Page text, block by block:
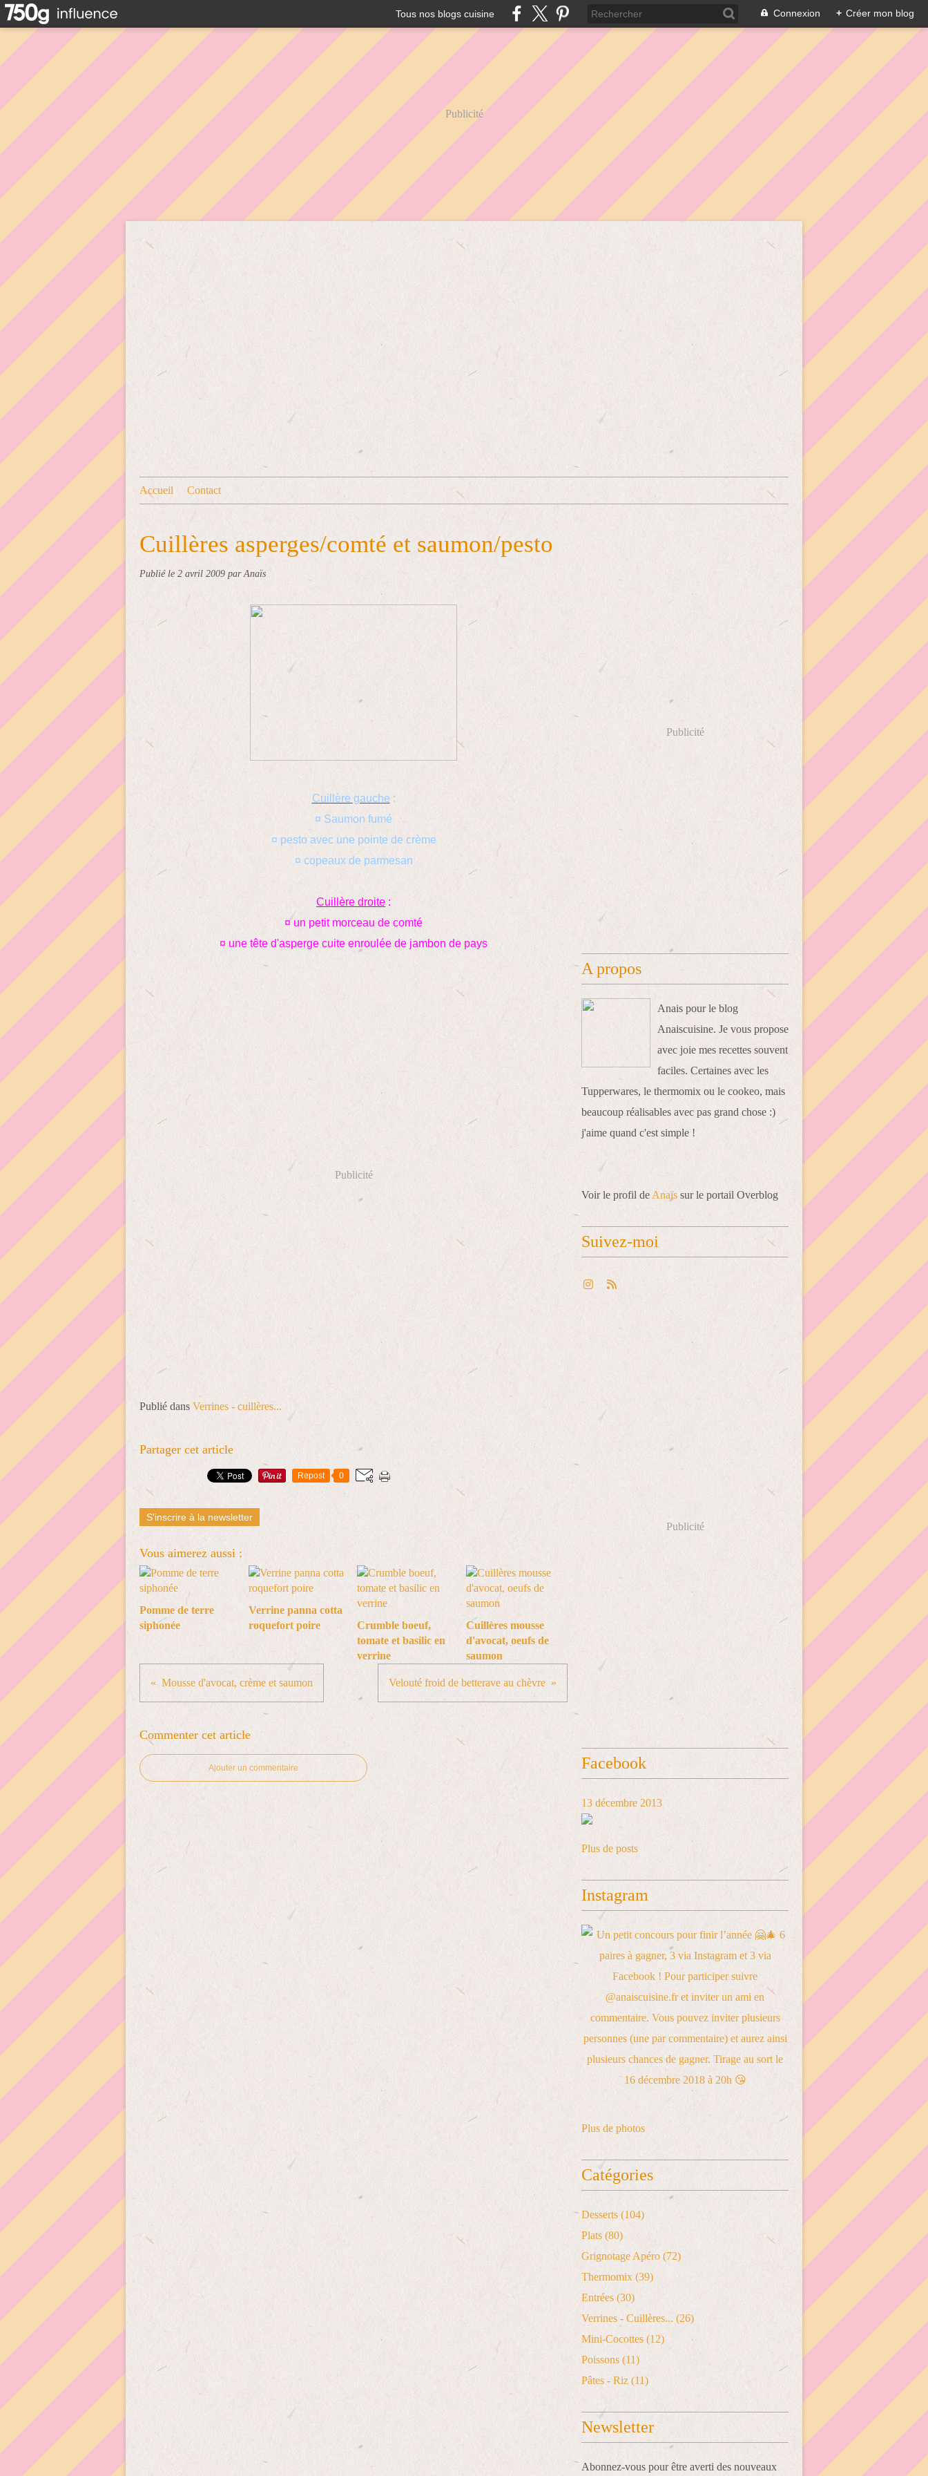
Tous nos blogs cuisine Connexion + Créer mon blog
Publicité
Accueil Contact
Cuillères asperges/comté et saumon/pesto
Publié le 2 avril 2009 par Anaïs
Cuillère gauche :
¤ Saumon fumé
¤ pesto avec une pointe de crème
¤ copeaux de parmesan
Cuillère droite :
¤ un petit morceau de comté
¤ une tête d'asperge cuite enroulée de jambon de pays
Publicité
Publié dans Verrines - cuillères...
Partager cet article
Repost 0
S'inscrire à la newsletter
Vous aimerez aussi :
Pomme de terre
siphonée
Verrine panna cotta
roquefort poire
Crumble boeuf,
tomate et basilic en
verrine
Cuillères mousse
d'avocat, oeufs de
saumon
Mousse d'avocat, crème et saumon Velouté froid de betterave au chèvre
Commenter cet article
Ajouter un commentaire
Publicité
A propos
Anais pour le blog
Anaiscuisine. Je vous propose
avec joie mes recettes souvent
faciles. Certaines avec les
Tupperwares, le thermomix ou le cookeo, mais
beaucoup réalisables avec pas grand chose :)
j'aime quand c'est simple !
Voir le profil de Anaïs sur le portail Overblog
Suivez-moi
Publicité
Facebook
13 décembre 2013
Plus de posts
Instagram
Plus de photos
Catégories
Desserts (104)
Plats (80)
Grignotage Apéro (72)
Thermomix (39)
Entrées (30)
Verrines - Cuillères... (26)
Mini-Cocottes (12)
Poissons (11)
Pâtes - Riz (11)
Newsletter
Abonnez-vous pour être averti des nouveaux